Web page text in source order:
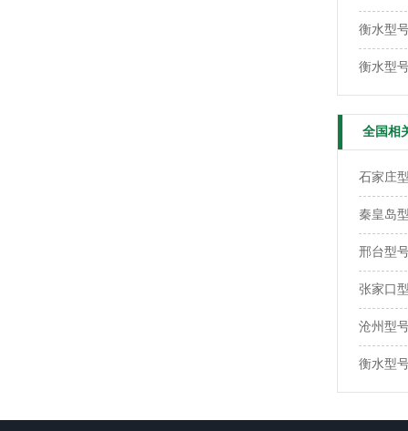
衡水型
衡水型
全国相
石家庄
秦皇岛
邢台型
张家口
沧州型
衡水型